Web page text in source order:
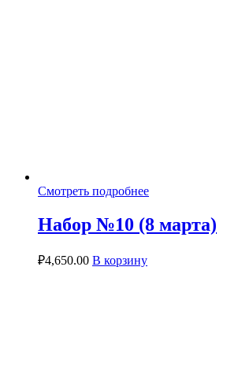
Смотреть подробнее
Набор №10 (8 марта)
₽4,650.00 В корзину